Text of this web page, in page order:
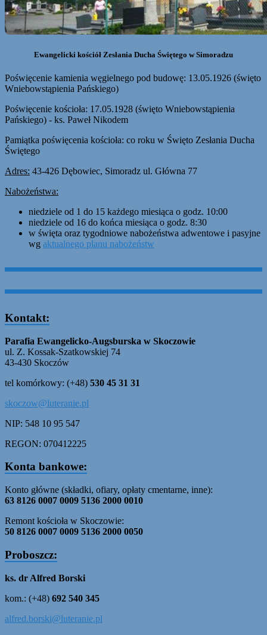
Ewangelicki kościół Zesłania Ducha Świętego w Simoradzu
Poświęcenie kamienia węgielnego pod budowę: 13.05.1926 (święto
Wniebowstąpienia Pańskiego)
Poświęcenie kościoła: 17.05.1928 (święto Wniebowstąpienia
Pańskiego) - ks. Paweł Nikodem
Pamiątka poświęcenia kościoła: co roku w Święto Zesłania Ducha
Świętego
Adres: 43-426 Dębowiec, Simoradz ul. Główna 77
Nabożeństwa:
niedziele od 1 do 15 każdego miesiąca o godz. 10:00
niedziele od 16 do końca miesiąca o godz. 8:30
w święta oraz tygodniowe nabożeństwa adwentowe i pasyjne
wg aktualnego planu nabożeństw
Kontakt:
Parafia Ewangelicko-Augsburska w Skoczowie
ul. Z. Kossak-Szatkowskiej 74
43-430 Skoczów
tel komórkowy: (+48) 530 45 31 31
skoczow@luteranie.pl
NIP: 548 10 95 547
REGON: 070412225
Konta bankowe:
Konto główne (składki, ofiary, opłaty cmentarne, inne):
63 8126 0007 0009 5136 2000 0010
Remont kościoła w Skoczowie:
50 8126 0007 0009 5136 2000 0050
Proboszcz:
ks. dr Alfred Borski
kom.: (+48) 692 540 345
alfred.borski@luteranie.pl